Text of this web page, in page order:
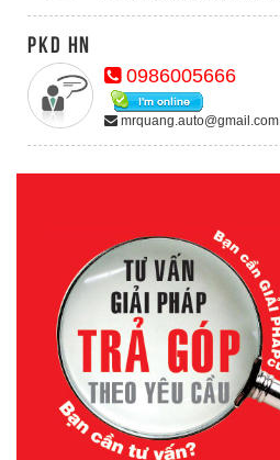
PKD HN
0986005666
mrquang.auto@gmail.com